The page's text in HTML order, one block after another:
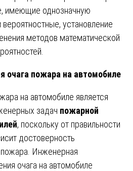
имеющие однозначную
установление
методов математической
очага пожара на автомобиле
на автомобиле является
задач пожарной
, поскольку от правильности
достоверность
пожара. Инженерная
очага на автомобиле